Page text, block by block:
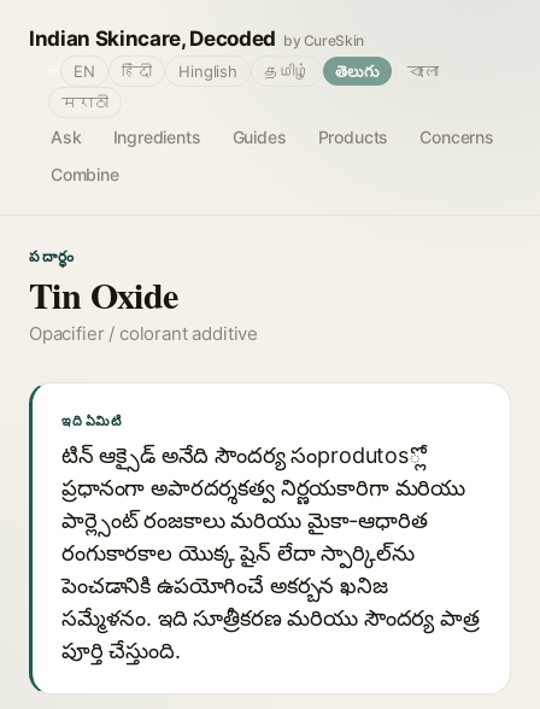
Indian Skincare, Decoded by CureSkin
Ask Ingredients Guides Products
Concerns
Combine
EN हिंदी Hinglish தமிழ் తెలుగు
বাংলা
मराठी
పదార్థం
Tin Oxide
Opacifier / colorant additive
ఇది ఏమిటి
టిన్ ఆక్సైడ్ అనేది సౌందర్య సంprodutos్లో
ప్రధానంగా అపారదర్శకత్వ నిర్ణయకారిగా మరియు
పార్ల్సెంట్ రంజకాలు మరియు మైకా-ఆధారిత
రంగుకారకాల యొక్క షైన్ లేదా స్పార్కిల్‌ను
పెంచడానికి ఉపయోగించే అకర్బన ఖనిజ
సమ్మేళనం. ఇది సూత్రీకరణ మరియు సౌందర్య పాత్ర
పూర్తి చేస్తుంది.